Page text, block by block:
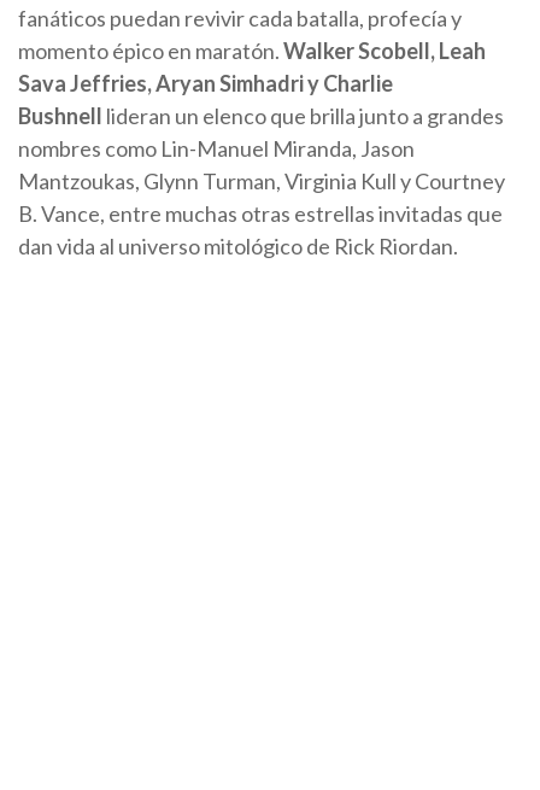
fanáticos puedan revivir cada batalla, profecía y
momento épico en maratón.Walker Scobell, Leah
Sava Jeffries, Aryan Simhadri y Charlie
Bushnell lideran un elenco que brilla junto a grandes
nombres como Lin-Manuel Miranda, Jason
Mantzoukas, Glynn Turman, Virginia Kull y Courtney
B. Vance, entre muchas otras estrellas invitadas que
dan vida al universo mitológico de Rick Riordan.